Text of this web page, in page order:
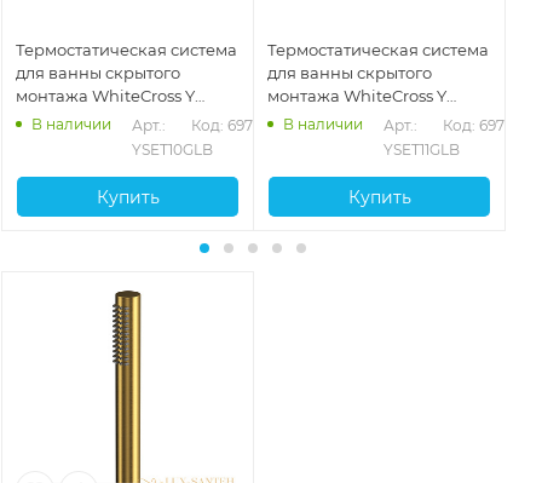
Термостатическая система
для ванны скрытого
монтажа WhiteCross Y
YSET10GLB,
брашированное золото
В наличии
Арт.:
YSET10GLB
Код: 69724
Купить
Термостатическая система
для ванны скрытого
монтажа WhiteCross Y
YSET11GLB,
брашированное золото
В наличии
Арт.:
YSET11GLB
Код: 69731
Купить